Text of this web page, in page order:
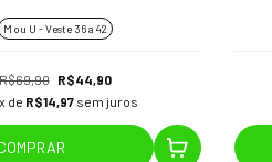
M ou U - Veste 36 a 42
R$44,90
x de R$14,97 sem juros